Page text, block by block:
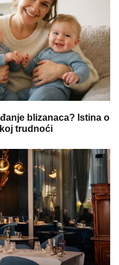
blizanaca? Istina o
trudnoći